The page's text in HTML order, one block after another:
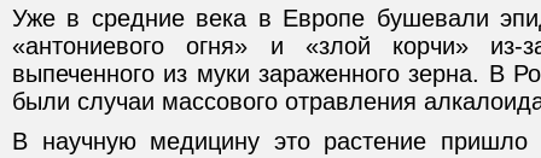
Уже в средние века в Европе бушевали
«антониевого огня» и «злой корчи» из-
выпеченного из муки зараженного зерна. В
были случаи массового отравления
В научную медицину это растение